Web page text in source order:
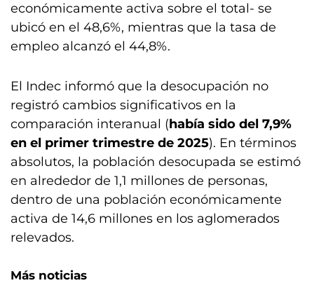
económicamente activa sobre el total- se
ubicó en el 48,6%, mientras que la tasa de
empleo alcanzó el 44,8%.
El Indec informó que la desocupación no
registró cambios significativos en la
comparación interanual (había sido del 7,9%
en el primer trimestre de 2025). En términos
absolutos, la población desocupada se estimó
en alrededor de 1,1 millones de personas,
dentro de una población económicamente
activa de 14,6 millones en los aglomerados
relevados.
Más noticias